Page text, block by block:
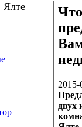
Ялте
2015-
двух